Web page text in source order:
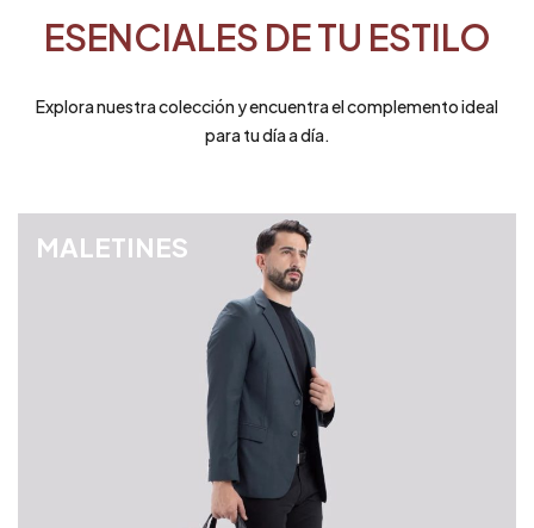
ESENCIALES DE TU ESTILO
Explora nuestra colección y encuentra el complemento ideal
para tu día a día.
MALETINES